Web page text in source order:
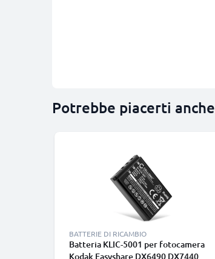
Potrebbe piacerti anche
BATTERIE DI RICAMBIO
Batteria KLIC-5001 per fotocamera
Kodak Easyshare DX6490 DX7440